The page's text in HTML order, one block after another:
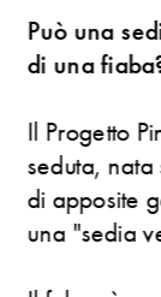
Può una
di una
Il Progetto
seduta,
di apposite
una "sedia